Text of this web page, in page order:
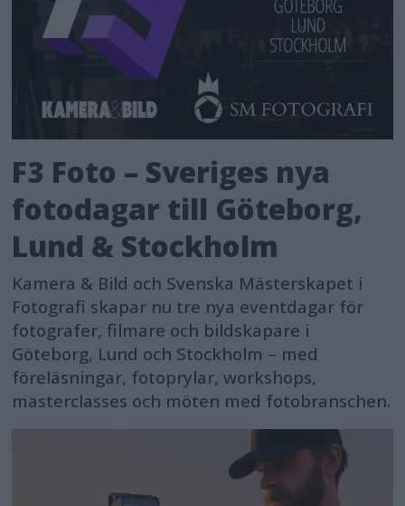
F3 Foto – Sveriges nya
fotodagar till Göteborg,
Lund & Stockholm
Kamera & Bild och Svenska Mästerskapet i
Fotografi skapar nu tre nya eventdagar för
fotografer, filmare och bildskapare i
Göteborg, Lund och Stockholm – med
föreläsningar, fotoprylar, workshops,
masterclasses och möten med fotobranschen.